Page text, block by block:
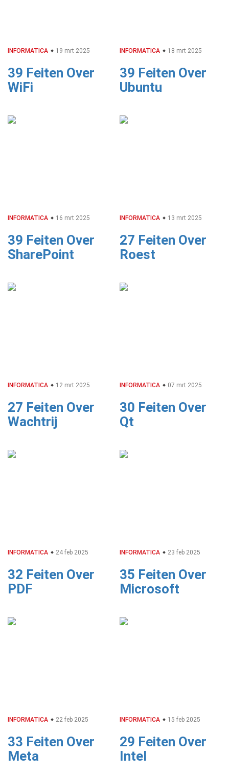
INFORMATICA 19 mrt 2025
39 Feiten Over
WiFi
INFORMATICA 18 mrt 2025
39 Feiten Over
Ubuntu
INFORMATICA 16 mrt 2025
39 Feiten Over
SharePoint
INFORMATICA 13 mrt 2025
27 Feiten Over
Roest
INFORMATICA 12 mrt 2025
27 Feiten Over
Wachtrij
INFORMATICA 07 mrt 2025
30 Feiten Over
Qt
INFORMATICA 24 feb 2025
32 Feiten Over
PDF
INFORMATICA 23 feb 2025
35 Feiten Over
Microsoft
INFORMATICA 22 feb 2025
33 Feiten Over
Meta
INFORMATICA 15 feb 2025
29 Feiten Over
Intel